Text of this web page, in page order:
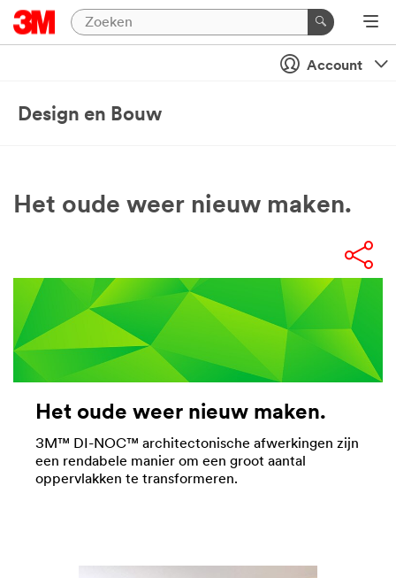
Account
Design en Bouw
Het oude weer nieuw maken.
Het oude weer nieuw maken.
3M™ DI-NOC™ architectonische afwerkingen zijn
een rendabele manier om een groot aantal
oppervlakken te transformeren.